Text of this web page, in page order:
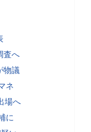
査へ
物議
ネ
場へ
に